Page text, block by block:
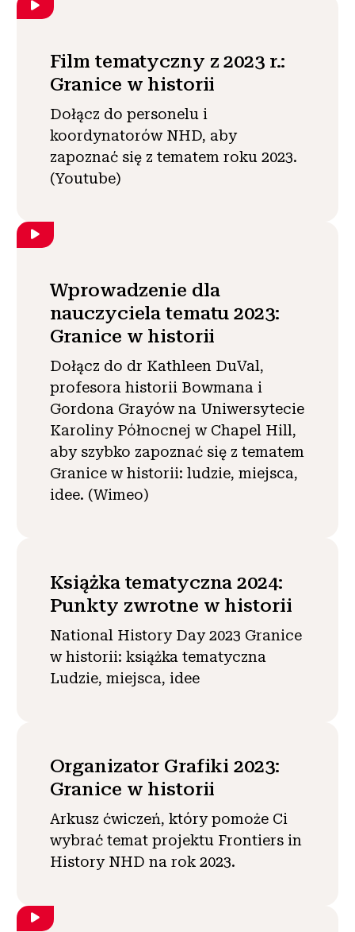
Film tematyczny z 2023 r.:
Granice w historii
Dołącz do personelu i
koordynatorów NHD, aby
zapoznać się z tematem roku 2023.
(Youtube)
Wprowadzenie dla
nauczyciela tematu 2023:
Granice w historii
Dołącz do dr Kathleen DuVal,
profesora historii Bowmana i
Gordona Grayów na Uniwersytecie
Karoliny Północnej w Chapel Hill,
aby szybko zapoznać się z tematem
Granice w historii: ludzie, miejsca,
idee. (Wimeo)
Książka tematyczna 2024:
Punkty zwrotne w historii
National History Day 2023 Granice
w historii: książka tematyczna
Ludzie, miejsca, idee
Organizator Grafiki 2023:
Granice w historii
Arkusz ćwiczeń, który pomoże Ci
wybrać temat projektu Frontiers in
History NHD na rok 2023.